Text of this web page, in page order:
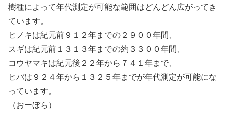
樹種によって年代測定が可能な範囲はどんどん広がってき
ています。
ヒノキは紀元前９１２年までの２９００年間、
スギは紀元前１３１３年までの約３３００年間、
コウヤマキは紀元後２２年から７４１年まで、
ヒバは９２４年から１３２５年までが年代測定が可能にな
っています。
（おーぼら）